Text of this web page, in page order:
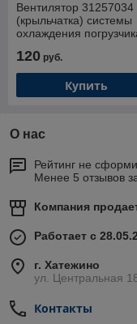
Вентилятор 31257034
(крыльчатка) системы
охлаждения
Балканкар с
Д2500
120 руб.
Купить
О нас
Рейтинг не
Менее 5 отзывов
Компания
Работает с
г. Хатежино
ул. Центральная
Контакты